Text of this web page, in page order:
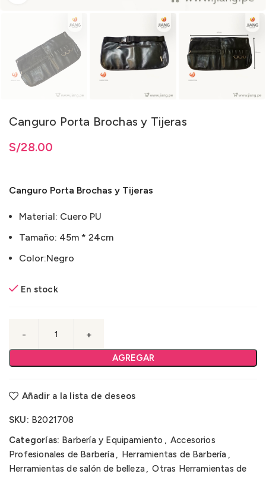
Canguro Porta Brochas y Tijeras
S/28.00
Canguro Porta Brochas y Tijeras
Material: Cuero PU
Tamaño: 45m * 24cm
Color:Negro
En stock
AGREGAR
Añadir a la lista de deseos
SKU: B2021708
Categorías: Barbería y Equipamiento , Accesorios
Profesionales de Barbería, Herramientas de Barbería ,
Herramientas de salón de belleza, Otras Herramientas de